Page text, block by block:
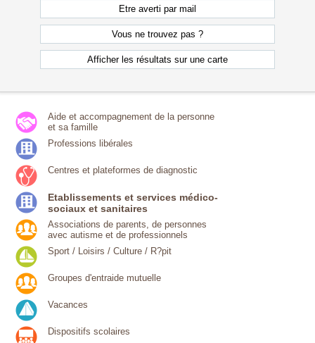
Etre averti par mail
Vous ne trouvez pas ?
Afficher les résultats sur une carte
Aide et accompagnement de la personne
et sa famille
Professions libérales
Centres et plateformes de diagnostic
Etablissements et services médico-
sociaux et sanitaires
Associations de parents, de personnes
avec autisme et de professionnels
Sport / Loisirs / Culture / R?pit
Groupes d'entraide mutuelle
Vacances
Dispositifs scolaires